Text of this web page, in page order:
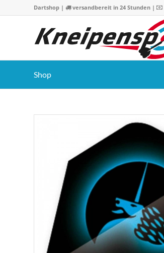
Dartshop | versandbereit in 24 Stunden |
Shop